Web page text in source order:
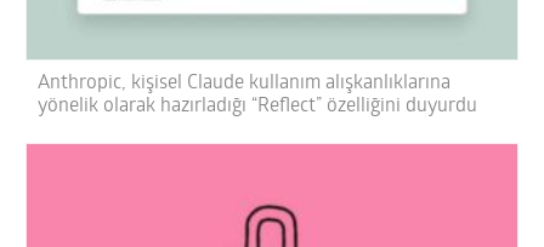
Anthropic, kişisel Claude kullanım alışkanlıklarına
yönelik olarak hazırladığı “Reflect” özelliğini duyurdu